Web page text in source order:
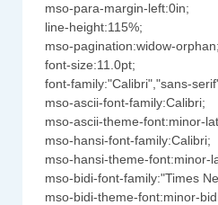
mso-para-margin-left:0in;
line-height:115%;
mso-pagination:widow-
font-size:11.0pt;
font-family:"Calibri","sans-
mso-ascii-font-family:Calibri;
mso-ascii-theme-font:minor-
mso-hansi-font-family:Calibri;
mso-hansi-theme-font:minor-
mso-bidi-font-family:"Times
mso-bidi-theme-font:minor-